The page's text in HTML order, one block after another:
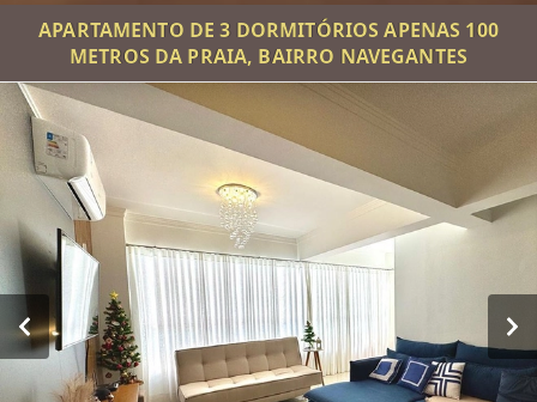
APARTAMENTO DE 3 DORMITÓRIOS APENAS 100
METROS DA PRAIA, BAIRRO NAVEGANTES